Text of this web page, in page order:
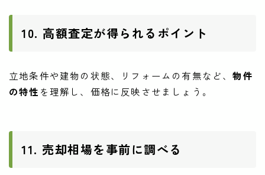
10. 高額査定が得られるポイント
立地条件や建物の状態、リフォームの有無など、物件
の特性 を理解し、価格に反映させましょう。
11. 売却相場を事前に調べる